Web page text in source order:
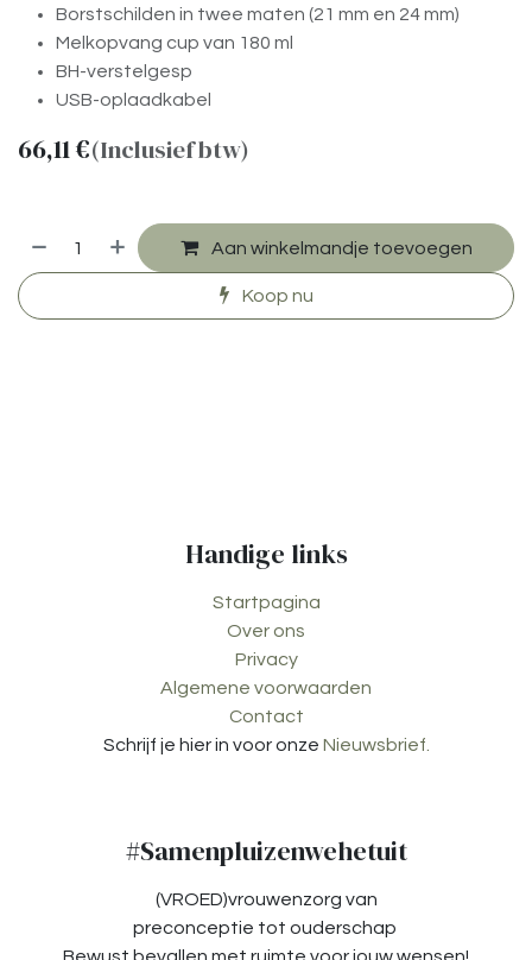
Borstschilden in twee maten (21 mm en 24 mm)
Melkopvang cup van 180 ml
BH-verstelgesp
USB-oplaadkabel
66,11€(Inclusief btw)
Aan winkelmandje toevoegen
Koop nu
Handige links
Startpagina
Over ons
Privacy
Algemene voorwaarden
Contact
Schrijf je hier in voor onze Nieuwsbrief.
#Samenpluizenwehetuit
(VROED)vrouwenzorg van
preconceptie tot ouderschap